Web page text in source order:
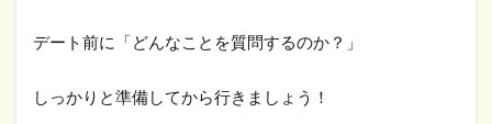
デート前に「どんなことを質問するのか？」
しっかりと準備してから行きましょう！